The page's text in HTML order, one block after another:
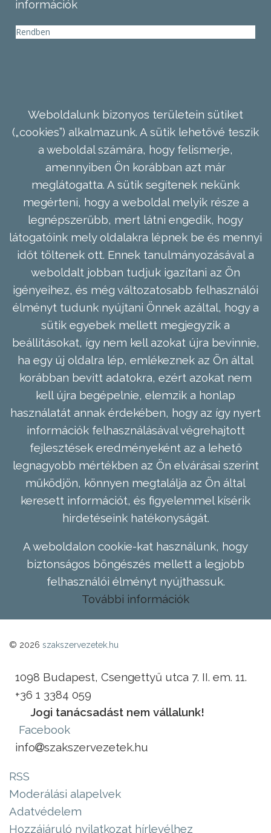
információk
Rendben
Weboldalunk bizonyos területein sütiket
(„cookies”) alkalmazunk. A sütik lehetővé teszik
a weboldal számára, hogy felismerje,
amennyiben Ön korábban azt már
meglátogatta. A sütik segítenek nekünk
megérteni, hogy a weboldal melyik része a
legnépszerűbb, mert látni engedik, hogy
látogatóink mely oldalakra lépnek be és mennyi
időt töltenek ott. Ennek tanulmányozásával a
weboldalt jobban tudjuk igazítani az Ön
igényeihez, és még változatosabb felhasználói
élményt tudunk nyújtani Önnek azáltal, hogy a
sütik egyebek mellett megjegyzik a
beállításokat, így nem kell azokat újra bevinnie,
ha egy új oldalra lép, emlékeznek az Ön által
korábban bevitt adatokra, ezért azokat nem
kell újra begépelnie, elemzik a honlap
használatát annak érdekében, hogy az így nyert
információk felhasználásával végrehajtott
fejlesztések eredményeként az a lehető
legnagyobb mértékben az Ön elvárásai szerint
működjön, könnyen megtalálja az Ön által
keresett információt, és figyelemmel kísérik
hirdetéseink hatékonyságát.
A weboldalon cookie-kat használunk, hogy
biztonságos böngészés mellett a legjobb
felhasználói élményt nyújthassuk.
További információk
© 2026 szakszervezetek.hu
1098 Budapest, Csengettyű utca 7. II. em. 11.
+36 1 3384 059
Jogi tanácsadást nem vállalunk!
Facebook
info
szakszervezetek.hu
RSS
Moderálási alapelvek
Adatvédelem
Hozzájáruló nyilatkozat hírlevélhez